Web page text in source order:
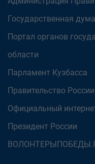
Государственная
Портал органов
области
Парламент Кузбасса
Правительство России
Официальный
Президент России